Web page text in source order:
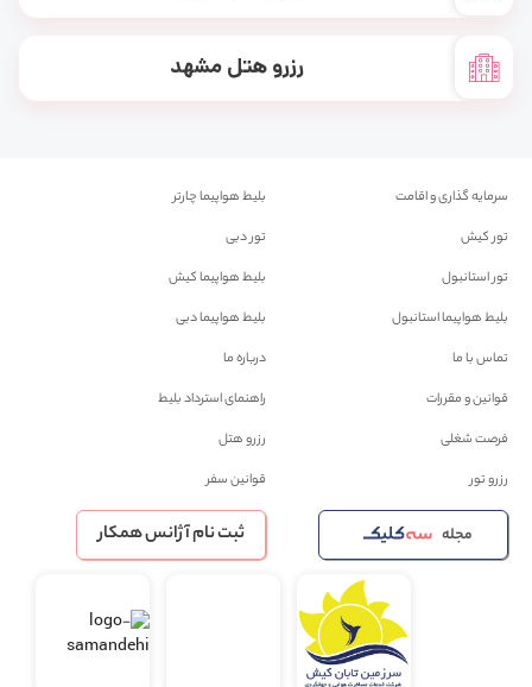
رزرو هتل مشهد
سرمایه گذاری و اقامت
بلیط هواپیما چارتر
تور کیش
تور دبی
تور استانبول
بلیط هواپیما کیش
بلیط هواپیما استانبول
بلیط هواپیما دبی
تماس با ما
درباره ما
قوانین و مقررات
راهنمای استرداد بلیط
فرصت شغلی
رزرو هتل
رزرو تور
قوانین سفر
مجله ثبت نام آژانس همکار